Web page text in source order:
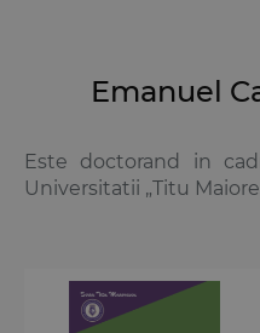
Emanuel
Este doctorand in
Universitatii „Titu